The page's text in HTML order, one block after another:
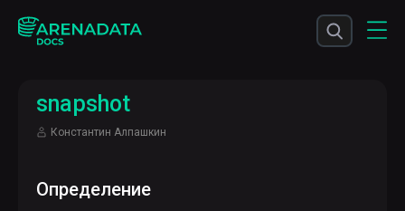
snapshot
Константин Алпашкин
Определение